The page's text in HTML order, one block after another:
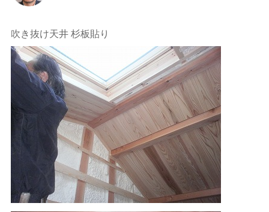
吹き抜け天井 杉板貼り